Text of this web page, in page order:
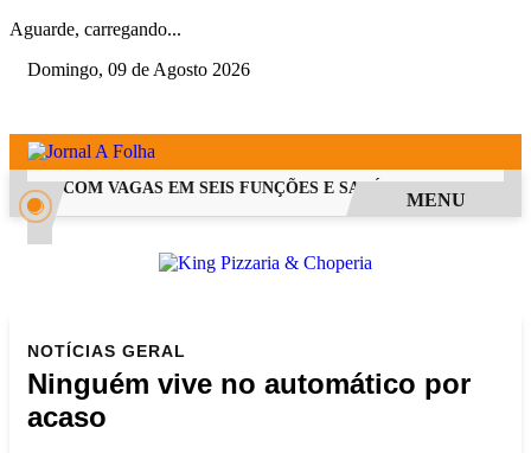
Aguarde, carregando...
Domingo, 09 de Agosto 2026
PSS COM VAGAS EM SEIS FUNÇÕES E SALÁRIOS QUE
MENU
NOTÍCIAS GERAL
Ninguém vive no automático por
acaso